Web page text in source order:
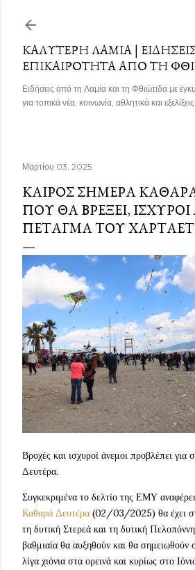
ΚΑΛΎΤΕΡΗ ΛΑΜΊΑ |
ΕΠΙΚΑΙΡΌΤΗΤΑ ΑΠΌ ΤΗ
Ειδήσεις από τη Λαμία και τη Φθιώτιδα με
για τοπικά νέα, κοινωνία, αθλητικά και
Μαρτίου 03, 2025
ΚΑΙΡΌΣ ΣΉΜΕΡΑ
ΠΟΎ ΘΑ ΒΡΈΞΕΙ,
ΠΈΤΑΓΜΑ ΤΟΥ
Βροχές και ισχυροί άνεμοι προβλέπει
Δευτέρα.
Συγκεκριμένα το δελτίο της ΕΜΥ
Καθαρά Δευτέρα (02/03/2025) θα έχει
τη δυτική Στερεά και τη δυτική
βαθμιαία θα αυξηθούν και θα σημειωθούν
λίγα χιόνια στα ορεινά και κυρίως στο